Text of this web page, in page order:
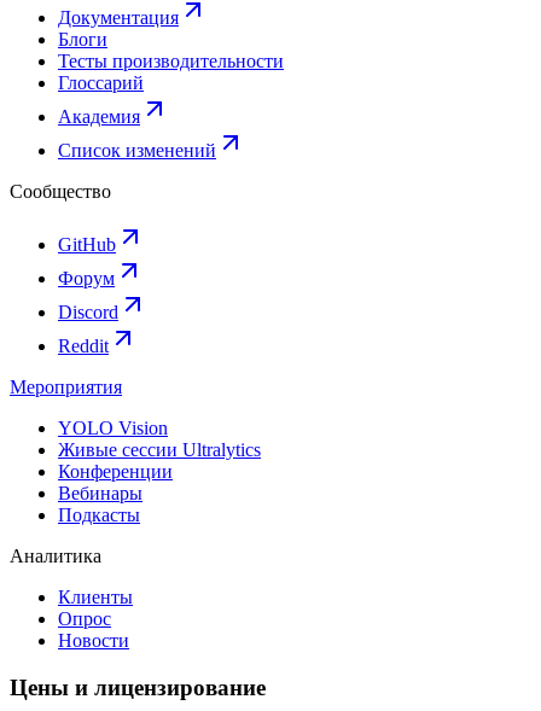
Документация
Блоги
Тесты производительности
Глоссарий
Академия
Список изменений
Сообщество
GitHub
Форум
Discord
Reddit
Мероприятия
YOLO Vision
Живые сессии Ultralytics
Конференции
Вебинары
Подкасты
Аналитика
Клиенты
Опрос
Новости
Цены и лицензирование